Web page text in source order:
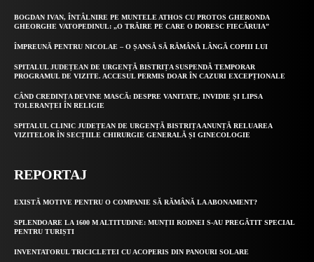
BOGDAN IVAN, ÎNTÂLNIRE PE MUNTELE ATHOS CU PROTOS GHERONDA
GHEORGHE VATOPEDINUL: „O TRĂIRE PE CARE O DORESC FIECĂRUIA”
ÎMPREUNĂ PENTRU NICOLAE – O ȘANSĂ SĂ RĂMÂNĂ LÂNGĂ COPIII LUI
SPITALUL JUDEȚEAN DE URGENȚĂ BISTRIȚA SUSPENDĂ TEMPORAR
PROGRAMUL DE VIZITE. ACCESUL PERMIS DOAR ÎN CAZURI EXCEPȚIONALE
CÂND CREDINȚA DEVINE MASCĂ: DESPRE VANITATE, INVIDIE ȘI LIPSA
TOLERANȚEI ÎN RELIGIE
SPITALUL CLINIC JUDEȚEAN DE URGENȚĂ BISTRIȚA ANUNȚĂ RELUAREA
VIZITELOR ÎN SECȚIILE CHIRURGIE GENERALĂ ȘI GINECOLOGIE
REPORTAJ
EXISTĂ MOTIVE PENTRU O COMPANIE SĂ RĂMÂNĂ LA ABONAMENT?
SPLENDOARE LA 1600 M ALTITUDINE: MUNȚII RODNEI S-AU PREGĂTIT SPECIAL
PENTRU TURIȘTI
INVENTATORUL TRICICLETEI CU ACOPERIS DIN PANOURI SOLARE